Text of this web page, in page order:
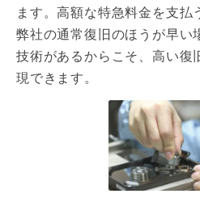
ます。高額な特急料金を支払
弊社の通常復旧のほうが早い
技術があるからこそ、高い復
現できます。